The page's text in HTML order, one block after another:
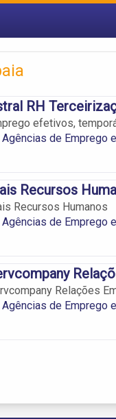
RH
efetivos,
Agências de Emprego
Recursos
Recursos Humanos
Agências de Emprego
Relações
Agências de Emprego